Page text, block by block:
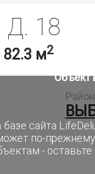
18
82.3 м2
Объект
сайта
по-
-
Район